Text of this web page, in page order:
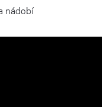
nádobí